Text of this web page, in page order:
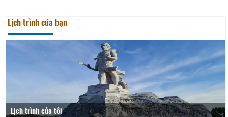
Lịch trình của bạn
Lịch trình của tôi